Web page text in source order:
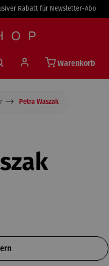
Rabatt für Newsletter-Abo
Warenkorb
Petra Waszak